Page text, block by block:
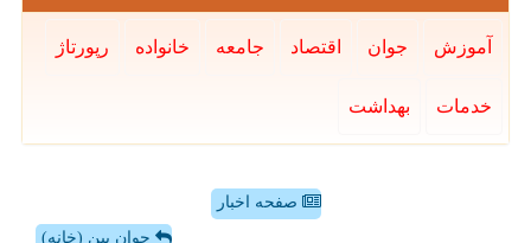
آموزش جوان اقتصاد جامعه خانواده رپورتاژ
خدمات بهداشت
صفحه اخبار
جوان بین (خانه)